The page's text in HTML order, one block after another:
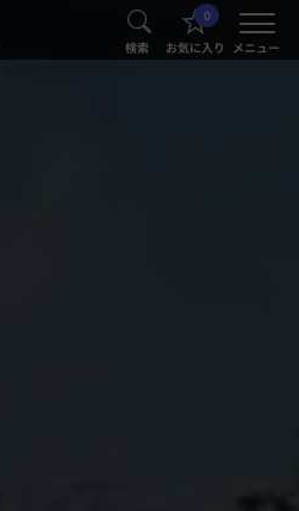
検索
0
お気に入り メニュー
®